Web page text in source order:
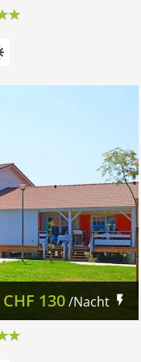
CHF 130/Nacht